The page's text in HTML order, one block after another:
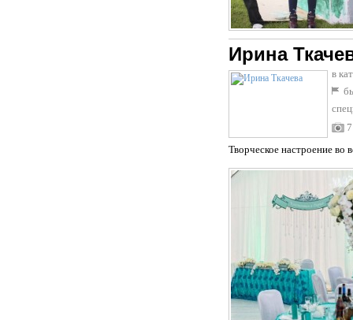
Ирина
в
7
Творческое настроение